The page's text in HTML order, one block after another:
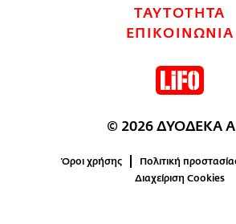
ΤΑΥΤΟΤΗΤΑ
ΕΠΙΚΟΙΝΩΝΙΑ
© 2026 ΔΥΟΔΕΚΑ
Όροι χρήσης
Πολιτική
Διαχείριση Cookies